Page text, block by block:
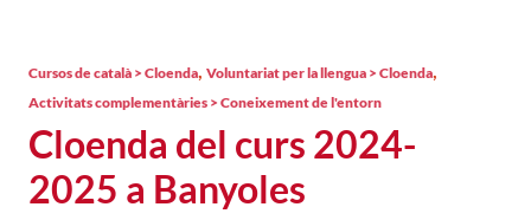
Cloenda del curs 2024-
2025 a Banyoles
Cursos de català > Cloenda, Voluntariat per la llengua > Cloenda,
Activitats complementàries > Coneixement de l'entorn